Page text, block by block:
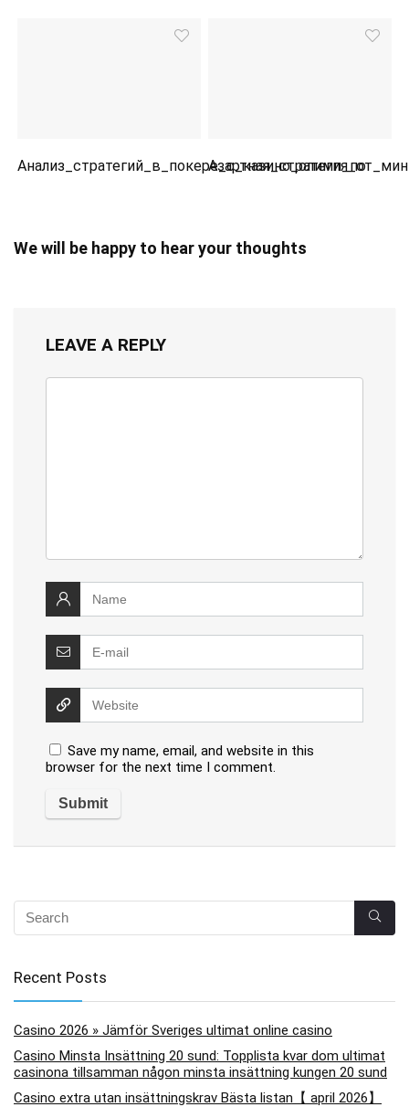
Анализ_стратегий_в_покере_с_казино_олимп_по
We will be happy to hear your thoughts
LEAVE A REPLY
Save my name, email, and website in this
browser for the next time I comment.
Recent Posts
Casino 2026 » Jämför Sveriges ultimat online casino
Casino Minsta Insättning 20 sund: Topplista kvar dom ultimat
casinona tillsamman någon minsta insättning kungen 20 sund
Casino extra utan insättningskrav Bästa listan【 april 2026】